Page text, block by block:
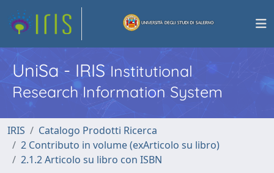
UniSa - IRISInstitutional
Research Information System
IRIS
Catalogo Prodotti Ricerca
2 Contributo in volume (exArticolo su libro)
2.1.2 Articolo su libro con ISBN